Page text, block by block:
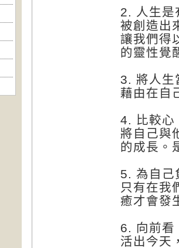
2. 人生是
被創造出
讓我們得
的靈性覺
3. 將人生
藉由在自
4. 比較心
將自己與
的成長。
5. 為自己
只有在我
癒才會發
6. 向前看
活出今天